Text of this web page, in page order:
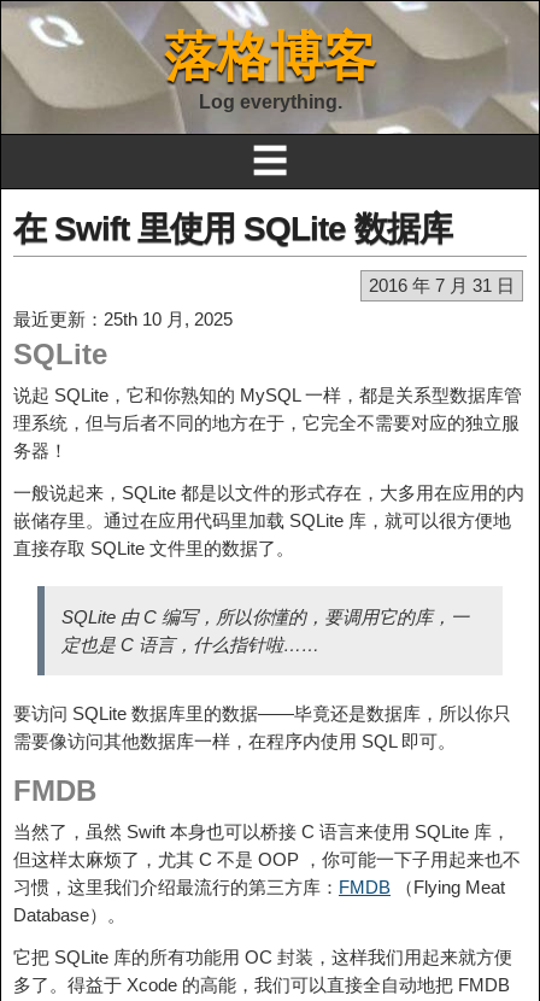
落格博客
Log everything.
☰
在 Swift 里使用 SQLite 数据库
2016 年 7 月 31 日
最近更新：25th 10 月, 2025
SQLite
说起 SQLite，它和你熟知的 MySQL 一样，都是关系型数据库管
理系统，但与后者不同的地方在于，它完全不需要对应的独立服
务器！
一般说起来，SQLite 都是以文件的形式存在，大多用在应用的内
嵌储存里。通过在应用代码里加载 SQLite 库，就可以很方便地
直接存取 SQLite 文件里的数据了。
SQLite 由 C 编写，所以你懂的，要调用它的库，一
定也是 C 语言，什么指针啦……
要访问 SQLite 数据库里的数据——毕竟还是数据库，所以你只
需要像访问其他数据库一样，在程序内使用 SQL 即可。
FMDB
当然了，虽然 Swift 本身也可以桥接 C 语言来使用 SQLite 库，
但这样太麻烦了，尤其 C 不是 OOP ，你可能一下子用起来也不
习惯，这里我们介绍最流行的第三方库： FMDB （Flying Meat
Database）。
它把 SQLite 库的所有功能用 OC 封装，这样我们用起来就方便
多了。得益于 Xcode 的高能，我们可以直接全自动地把 FMDB